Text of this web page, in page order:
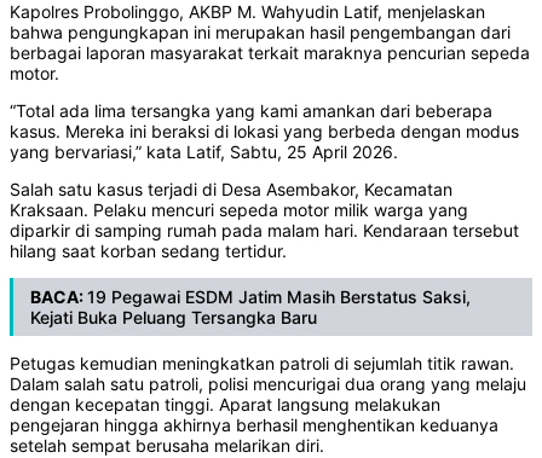
Kapolres Probolinggo, AKBP M. Wahyudin Latif, menjelaskan
bahwa pengungkapan ini merupakan hasil pengembangan dari
berbagai laporan masyarakat terkait maraknya pencurian sepeda
motor.
“Total ada lima tersangka yang kami amankan dari beberapa
kasus. Mereka ini beraksi di lokasi yang berbeda dengan modus
yang bervariasi,” kata Latif, Sabtu, 25 April 2026.
Salah satu kasus terjadi di Desa Asembakor, Kecamatan
Kraksaan. Pelaku mencuri sepeda motor milik warga yang
diparkir di samping rumah pada malam hari. Kendaraan tersebut
hilang saat korban sedang tertidur.
BACA:19 Pegawai ESDM Jatim Masih Berstatus Saksi,
Kejati Buka Peluang Tersangka Baru
Petugas kemudian meningkatkan patroli di sejumlah titik rawan.
Dalam salah satu patroli, polisi mencurigai dua orang yang melaju
dengan kecepatan tinggi. Aparat langsung melakukan
pengejaran hingga akhirnya berhasil menghentikan keduanya
setelah sempat berusaha melarikan diri.